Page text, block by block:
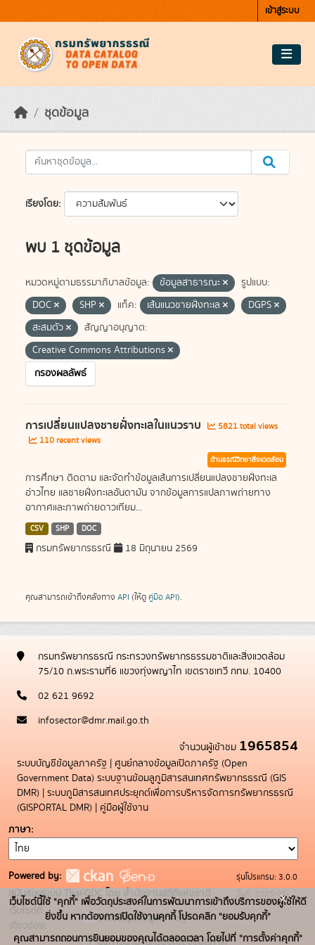
เข้าสู่ระบบ
ชุดข้อมูล
เรียงโดย
พบ 1 ชุดข้อมูล
หมวดหมู่ตามธรรมาภิบาลข้อมูล: ข้อมูลสาธารณะ
รูปแบบ:
DOC
SHP แท็ค: เส้นแนวชายฝั่งทะเล
DGPS
สะสมตัว
สัญญาอนุญาต:
Creative Commons Attributions
กรองผลลัพธ์
การเปลี่ยนแปลงชายฝั่งทะเลในแนวราบ
5821 total views
110 recent views
ด้านธรณีวิทยาสิ่งแวดล้อม
การศึกษา ติดตาม และจัดทำข้อมูลเส้นการเปลี่ยนแปลงชายฝั่งทะเล
อ่าวไทย แลชายฝั่งทะเลอันดามัน จากข้อมูลการแปลภาพถ่ายทาง
อากาศและภาพถ่ายดาวเทียม...
CSV SHP DOC
กรมทรัพยากรธรณี 18 มิถุนายน 2569
คุณสามารถเข้าถึงคลังทาง API (ให้ดู คู่มือ API).
กรมทรัพยากรธรณี กระทรวงทรัพยากรธรรมชาติและสิ่งแวดล้อม
75/10 ถ.พระรามที่6 แขวงทุ่งพญาไท เขตราชเทวี กทม. 10400
02 621 9692
infosector@dmr.mail.go.th
จำนวนผู้เข้าชม 1965854
ระบบบัญชีข้อมูลภาครัฐ | ศูนย์กลางข้อมูลเปิดภาครัฐ (Open
Government Data) ระบบฐานข้อมลูภูมิสารสนเทศทรัพยากรธรณี (GIS
DMR) | ระบบภูมิสารสนเทศประยุกต์เพื่อการบริหารจัดการทรัพยากรธรณี
(GISPORTAL DMR) | คู่มือผู้ใช้งาน
ภาษา
Powered by:
สนับสนุนระบบ Thai-GDC โดย สำนักงานสถิติแห่งชาติ
เว็บไซต์ที่
เกี่ยวข้อง:
ระบบบัญชีข้อมูลภาครัฐ
บริการนามานุกรมบัญชีข้อมูลภาค
รุ่นโปรแกรม: 3.0.0
วันที่: 2025-05-
19
เว็บไซต์นี้ใช้ "คุกกี้" เพื่อวัตถุประสงค์ในการพัฒนาการเข้าถึงบริการของผู้ใช้ให้ดี
ยิ่งขึ้น หากต้องการเปิดใช้งานคุกกี้ โปรดคลิก "ยอมรับคุกกี้"
คุณสามารถถอนการยินยอมของคุณได้ตลอดเวลา โดยไปที่ "การตั้งค่าคุกกี้"
x